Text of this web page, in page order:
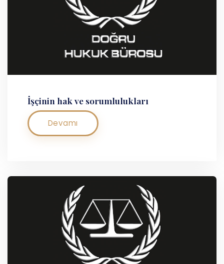
İşçinin hak ve sorumlulukları
Devamı